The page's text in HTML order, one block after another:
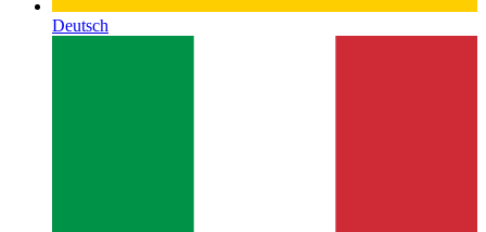
Deutsch